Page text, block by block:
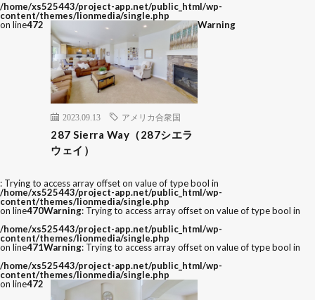
/home/xs525443/project-app.net/public_html/wp-
content/themes/lionmedia/single.php
on line472
2023.09.13 アメリカ合衆国
287 Sierra Way（287シエラ
ウェイ）
Warning
: Trying to access array offset on value of type bool in
/home/xs525443/project-app.net/public_html/wp-
content/themes/lionmedia/single.php
on line470Warning: Trying to access array offset on value of type bool in
/home/xs525443/project-app.net/public_html/wp-
content/themes/lionmedia/single.php
on line471Warning: Trying to access array offset on value of type bool in
/home/xs525443/project-app.net/public_html/wp-
content/themes/lionmedia/single.php
on line472